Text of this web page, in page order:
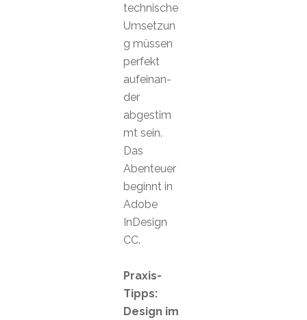
technische
Umsetzun
g müssen
perfekt
aufeinan-
der
abgestim
mt sein.
Das
Abenteuer
beginnt in
Adobe
InDesign
CC.
Praxis-
Tipps:
Design im